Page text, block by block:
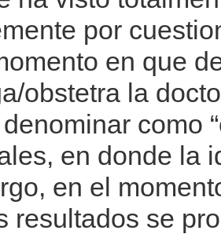
por
en que
obstetra la
como
en donde la
en el
resultados se